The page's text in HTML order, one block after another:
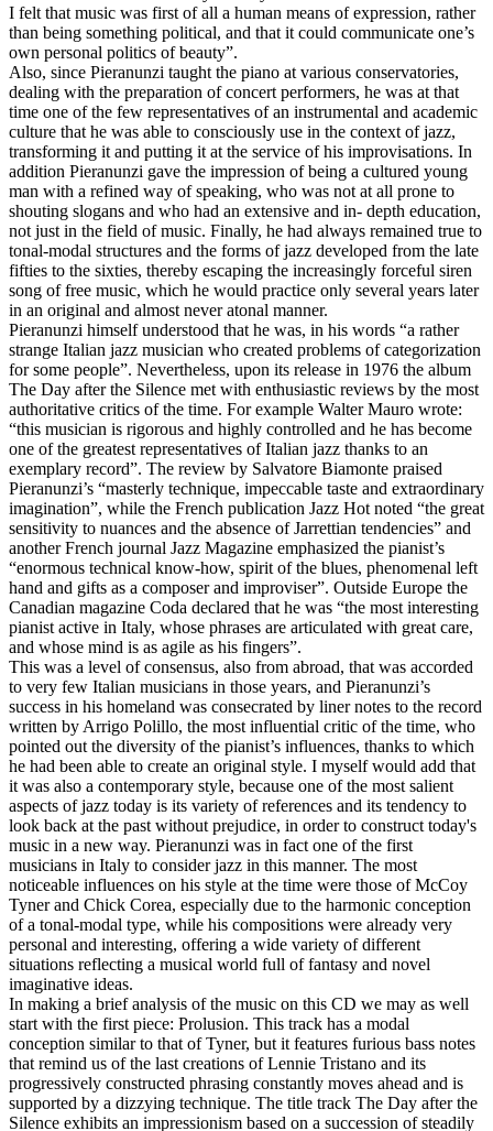
I felt that music was first of all a human means of expression, rather
than being something political, and that it could communicate one’s
own personal politics of beauty”.
Also, since Pieranunzi taught the piano at various conservatories,
dealing with the preparation of concert performers, he was at that
time one of the few representatives of an instrumental and academic
culture that he was able to consciously use in the context of jazz,
transforming it and putting it at the service of his improvisations. In
addition Pieranunzi gave the impression of being a cultured young
man with a refined way of speaking, who was not at all prone to
shouting slogans and who had an extensive and in- depth education,
not just in the field of music. Finally, he had always remained true to
tonal-modal structures and the forms of jazz developed from the late
fifties to the sixties, thereby escaping the increasingly forceful siren
song of free music, which he would practice only several years later
in an original and almost never atonal manner.
Pieranunzi himself understood that he was, in his words “a rather
strange Italian jazz musician who created problems of categorization
for some people”. Nevertheless, upon its release in 1976 the album
The Day after the Silence met with enthusiastic reviews by the most
authoritative critics of the time. For example Walter Mauro wrote:
“this musician is rigorous and highly controlled and he has become
one of the greatest representatives of Italian jazz thanks to an
exemplary record”. The review by Salvatore Biamonte praised
Pieranunzi’s “masterly technique, impeccable taste and extraordinary
imagination”, while the French publication Jazz Hot noted “the great
sensitivity to nuances and the absence of Jarrettian tendencies” and
another French journal Jazz Magazine emphasized the pianist’s
“enormous technical know-how, spirit of the blues, phenomenal left
hand and gifts as a composer and improviser”. Outside Europe the
Canadian magazine Coda declared that he was “the most interesting
pianist active in Italy, whose phrases are articulated with great care,
and whose mind is as agile as his fingers”.
This was a level of consensus, also from abroad, that was accorded
to very few Italian musicians in those years, and Pieranunzi’s
success in his homeland was consecrated by liner notes to the record
written by Arrigo Polillo, the most influential critic of the time, who
pointed out the diversity of the pianist’s influences, thanks to which
he had been able to create an original style. I myself would add that
it was also a contemporary style, because one of the most salient
aspects of jazz today is its variety of references and its tendency to
look back at the past without prejudice, in order to construct today's
music in a new way. Pieranunzi was in fact one of the first
musicians in Italy to consider jazz in this manner. The most
noticeable influences on his style at the time were those of McCoy
Tyner and Chick Corea, especially due to the harmonic conception
of a tonal-modal type, while his compositions were already very
personal and interesting, offering a wide variety of different
situations reflecting a musical world full of fantasy and novel
imaginative ideas.
In making a brief analysis of the music on this CD we may as well
start with the first piece: Prolusion. This track has a modal
conception similar to that of Tyner, but it features furious bass notes
that remind us of the last creations of Lennie Tristano and its
progressively constructed phrasing constantly moves ahead and is
supported by a dizzying technique. The title track The Day after the
Silence exhibits an impressionism based on a succession of steadily